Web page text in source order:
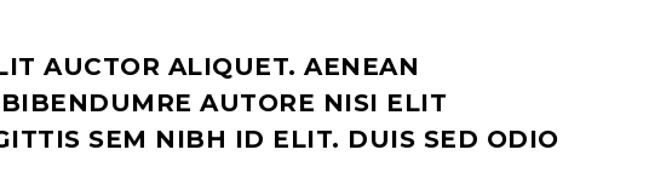
AUCTOR ALIQUET. AENEAN
AUTORE NISI ELIT
SEM NIBH ID ELIT. DUIS SED ODIO